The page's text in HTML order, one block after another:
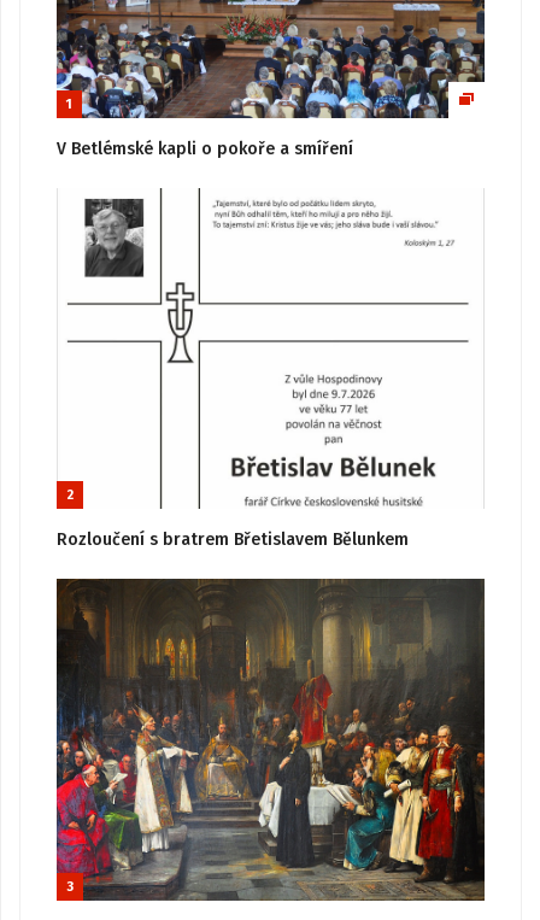
1
V Betlémské kapli o pokoře a smíření
2
Rozloučení s bratrem Břetislavem Bělunkem
3